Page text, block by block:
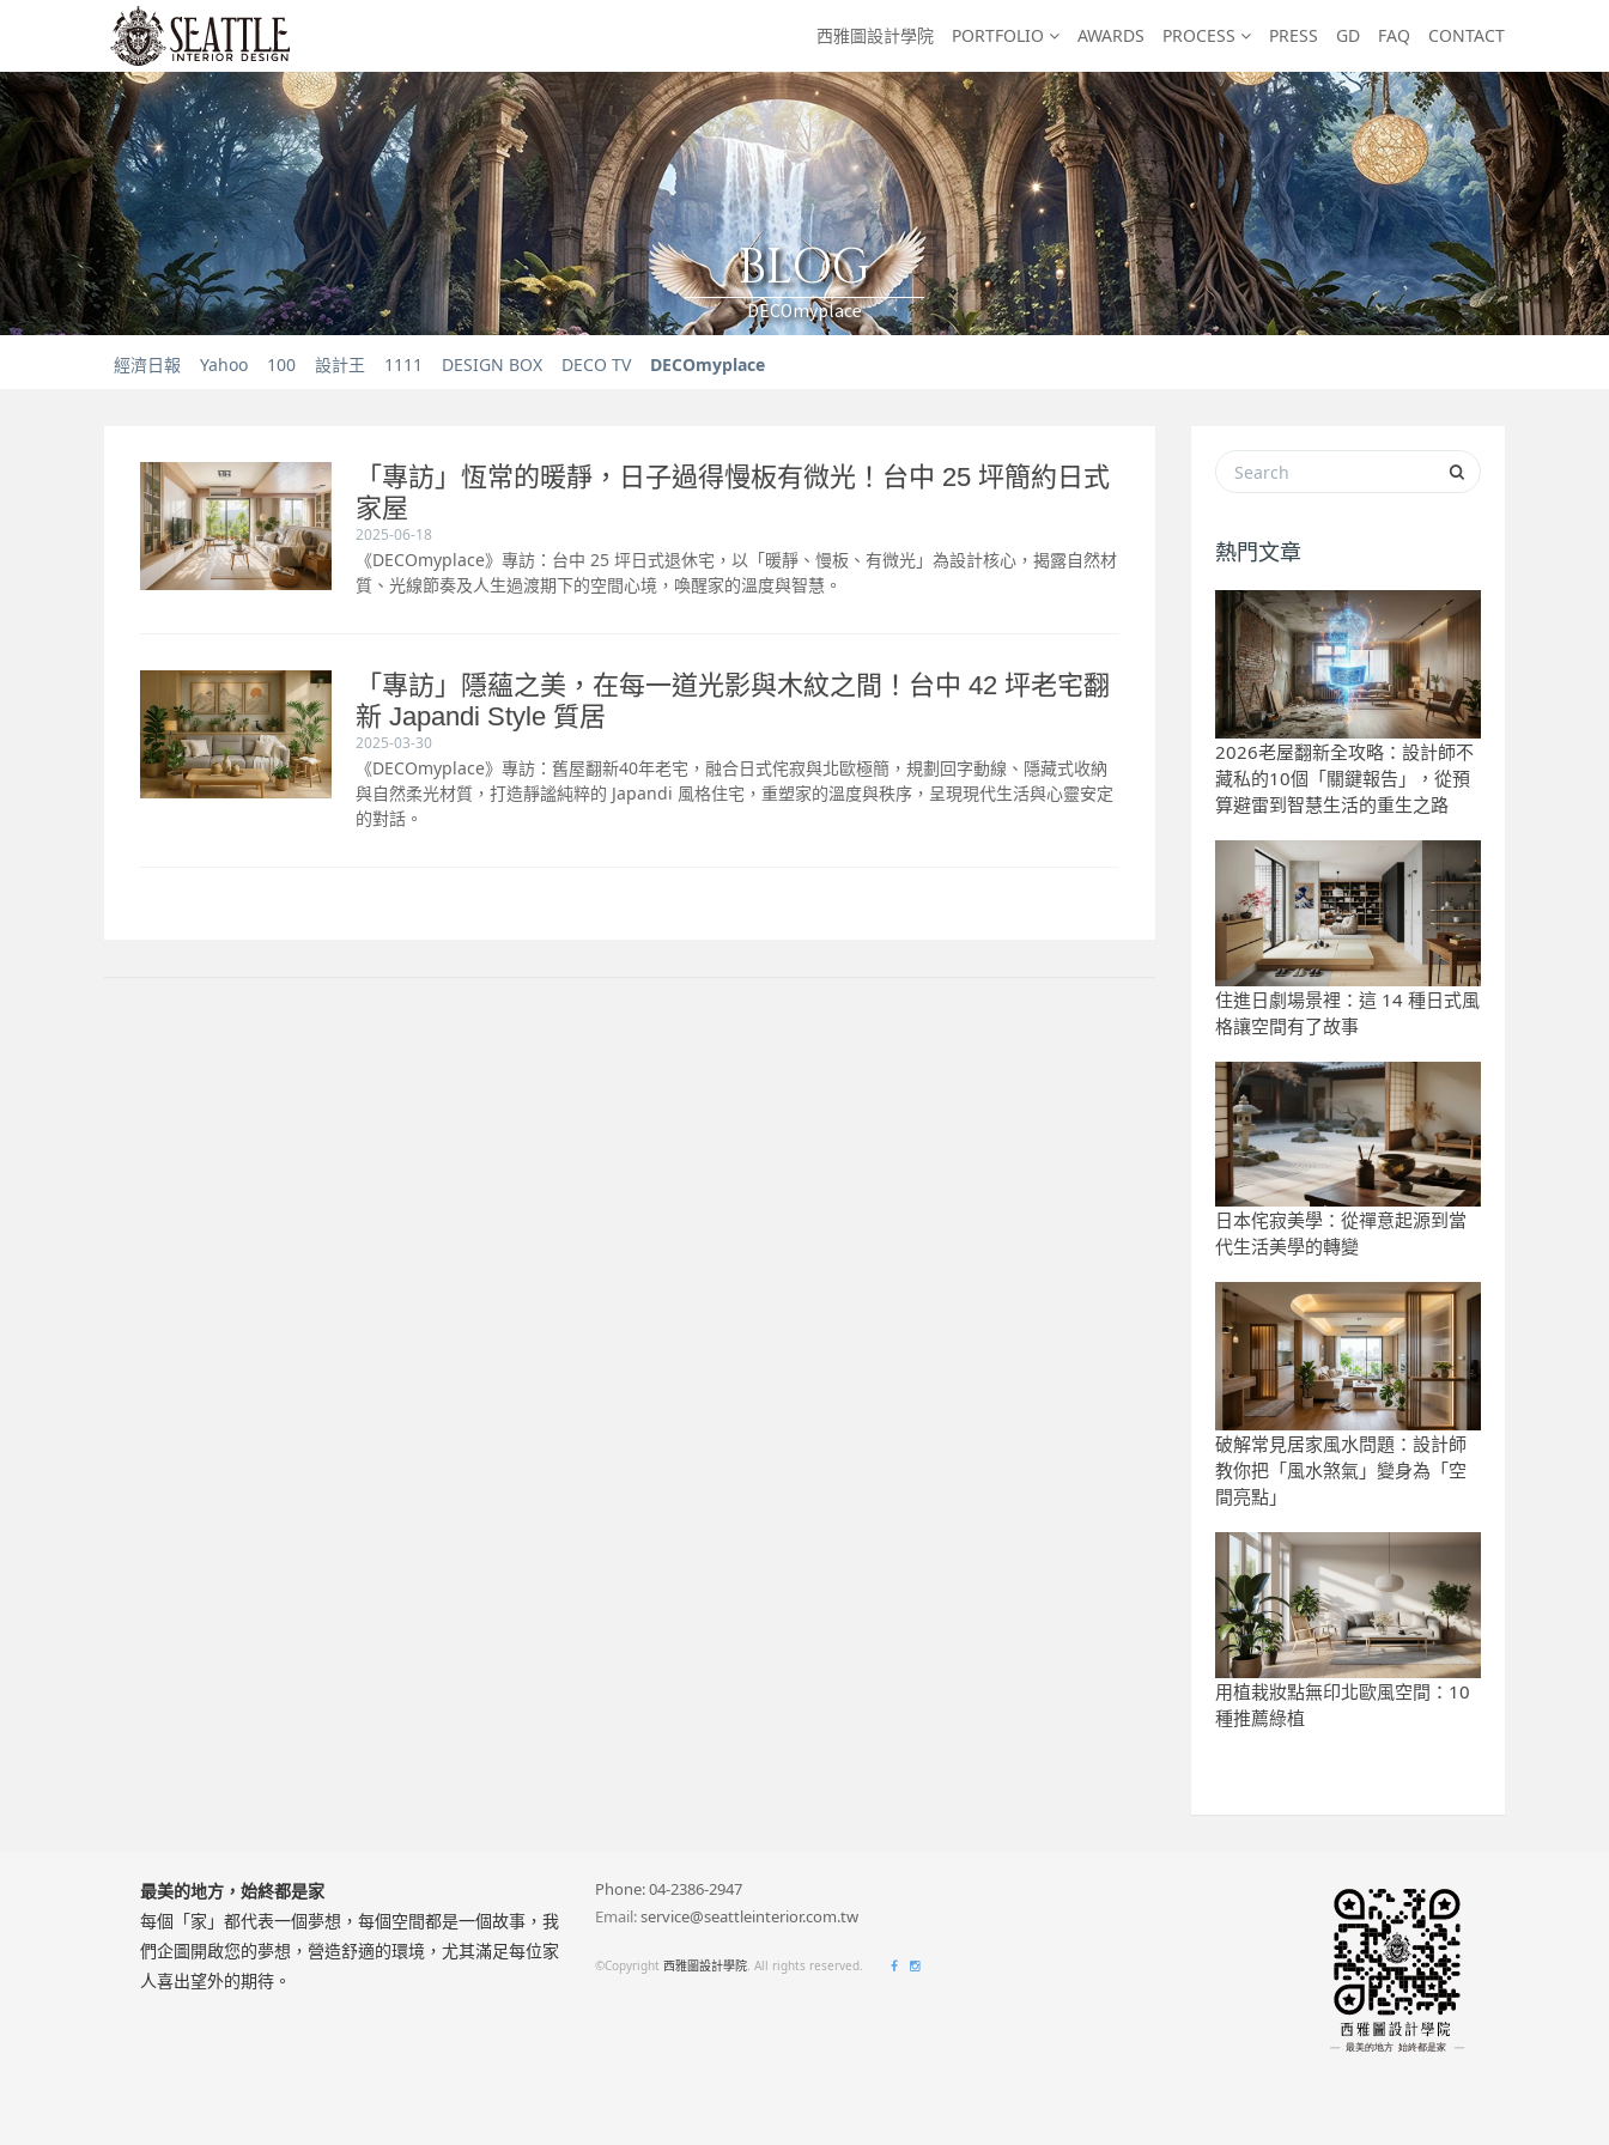
西雅圖設計學院 PORTFOLIO AWARDS PROCESS PRESS GD FAQ CONTACT
BLOG
DECOmyplace
經濟日報 Yahoo 100 設計王 1111 DESIGN BOX DECO TV DECOmyplace
「專訪」恆常的暖靜，日子過得慢板有微光！台中 25 坪簡約日式
家屋
2025-06-18
《DECOmyplace》專訪：台中 25 坪日式退休宅，以「暖靜、慢板、有微光」為設計核心，揭露自然材
質、光線節奏及人生過渡期下的空間心境，喚醒家的溫度與智慧。
「專訪」隱蘊之美，在每一道光影與木紋之間！台中 42 坪老宅翻
新 Japandi Style 質居
2025-03-30
《DECOmyplace》專訪：舊屋翻新40年老宅，融合日式侘寂與北歐極簡，規劃回字動線、隱藏式收納
與自然柔光材質，打造靜謐純粹的 Japandi 風格住宅，重塑家的溫度與秩序，呈現現代生活與心靈安定
的對話。
熱門文章
2026老屋翻新全攻略：設計師不
藏私的10個「關鍵報告」，從預
算避雷到智慧生活的重生之路
住進日劇場景裡：這 14 種日式風
格讓空間有了故事
日本侘寂美學：從禪意起源到當
代生活美學的轉變
破解常見居家風水問題：設計師
教你把「風水煞氣」變身為「空
間亮點」
用植栽妝點無印北歐風空間：10
種推薦綠植
最美的地方，始終都是家
每個「家」都代表一個夢想，每個空間都是一個故事，我
們企圖開啟您的夢想，營造舒適的環境，尤其滿足每位家
人喜出望外的期待。
Phone: 04-2386-2947
Email:service@seattleinterior.com.tw
©Copyright 西雅圖設計學院 . All rights reserved.
西
西